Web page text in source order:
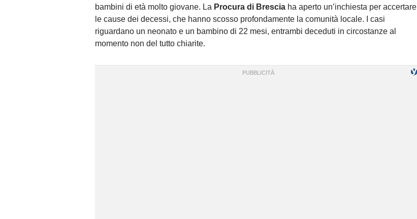
bambini di età molto giovane. La Procura di Brescia ha aperto un’inchiesta per accertare
le cause dei decessi, che hanno scosso profondamente la comunità locale. I casi
riguardano un neonato e un bambino di 22 mesi, entrambi deceduti in circostanze al
momento non del tutto chiarite.